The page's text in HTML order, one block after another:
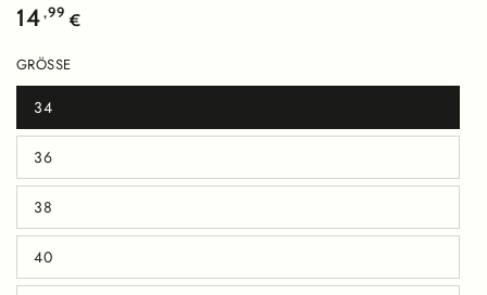
Regulärer
14,99 €
GRÖSSE
34
Variante
ausverkauft
oder
nicht
verfügbar
36
Variante
ausverkauft
oder
nicht
verfügbar
38
Variante
ausverkauft
oder
nicht
verfügbar
40
Variante
ausverkauft